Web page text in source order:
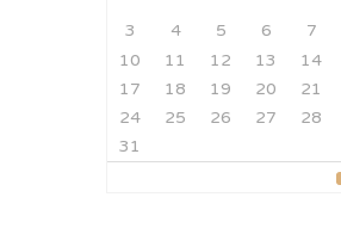
3
4 5 6 7
10 11 12 13 14
17
18 19 20 21
24
25 26 27 28
31